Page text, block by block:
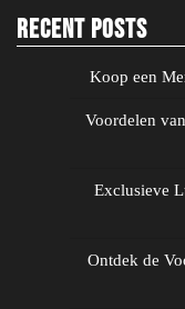
Recent Posts
Koop een
Voordelen
Exclusieve
Ontdek de